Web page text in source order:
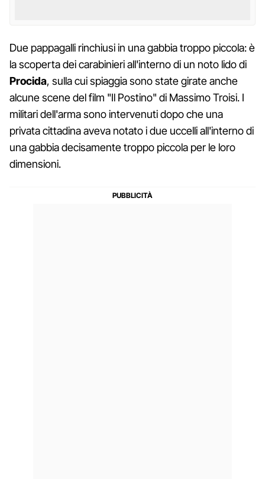
Due pappagalli rinchiusi in una gabbia troppo piccola: è
la scoperta dei carabinieri all'interno di un noto lido di
Procida, sulla cui spiaggia sono state girate anche
alcune scene del film "Il Postino" di Massimo Troisi. I
militari dell'arma sono intervenuti dopo che una
privata cittadina aveva notato i due uccelli all'interno di
una gabbia decisamente troppo piccola per le loro
dimensioni.